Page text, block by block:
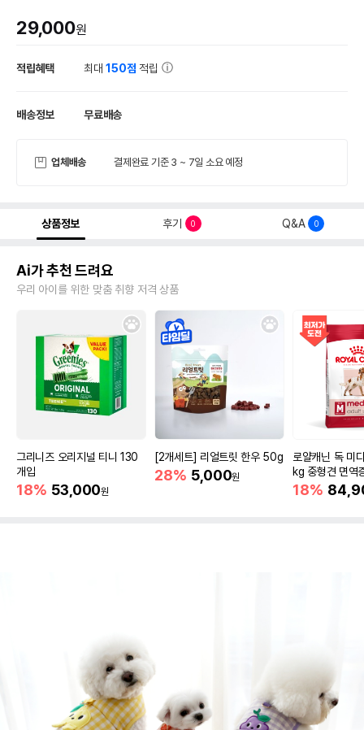
29,000원
적립혜택 최대150점 적립
배송정보 무료배송
업체배송 결제완료 기준 3 ~ 7일 소요 예정
상품정보 후기 0 Q&A 0
Ai가 추천 드려요
우리 아이를 위한 맞춤 취향 저격 상품
그리니즈 오리지널 티니 130
개입
18% 53,000원
[2개세트] 리얼트릿 한우 50g
28% 5,000원
로얄캐닌 독 미
kg 중형견 면역
18%